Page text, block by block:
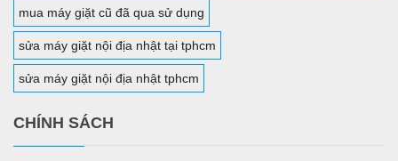
mua máy giặt cũ đã qua sử dụng
sửa máy giặt nội địa nhật tại tphcm
sửa máy giặt nội địa nhật tphcm
CHÍNH SÁCH